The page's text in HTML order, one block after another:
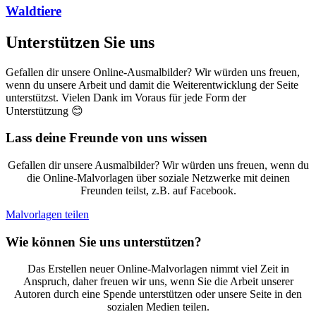
Waldtiere
Unterstützen Sie uns
Gefallen dir unsere Online-Ausmalbilder? Wir würden uns freuen,
wenn du unsere Arbeit und damit die Weiterentwicklung der Seite
unterstützst. Vielen Dank im Voraus für jede Form der
Unterstützung 😊
Lass deine Freunde von uns wissen
Gefallen dir unsere Ausmalbilder? Wir würden uns freuen, wenn du
die Online-Malvorlagen über soziale Netzwerke mit deinen
Freunden teilst, z.B. auf Facebook.
Malvorlagen teilen
Wie können Sie uns unterstützen?
Das Erstellen neuer Online-Malvorlagen nimmt viel Zeit in
Anspruch, daher freuen wir uns, wenn Sie die Arbeit unserer
Autoren durch eine Spende unterstützen oder unsere Seite in den
sozialen Medien teilen.